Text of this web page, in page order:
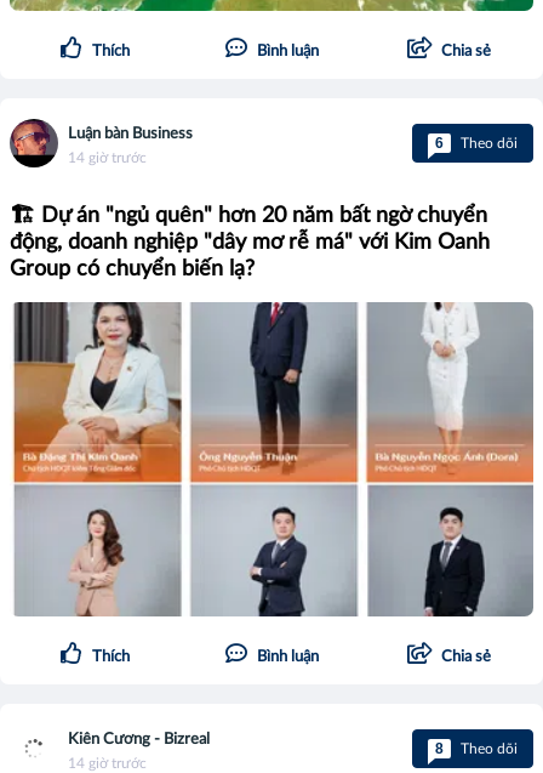
Thích Bình luận Chia sẻ
Luận bàn Business
14 giờ trước
6 Theo dõi
🏗️ Dự án "ngủ quên" hơn 20 năm bất ngờ chuyển
động, doanh nghiệp "dây mơ rễ má" với Kim Oanh
Group có chuyển biến lạ?
Thích Bình luận Chia sẻ
Kiên Cương - Bizreal
14 giờ trước
8 Theo dõi